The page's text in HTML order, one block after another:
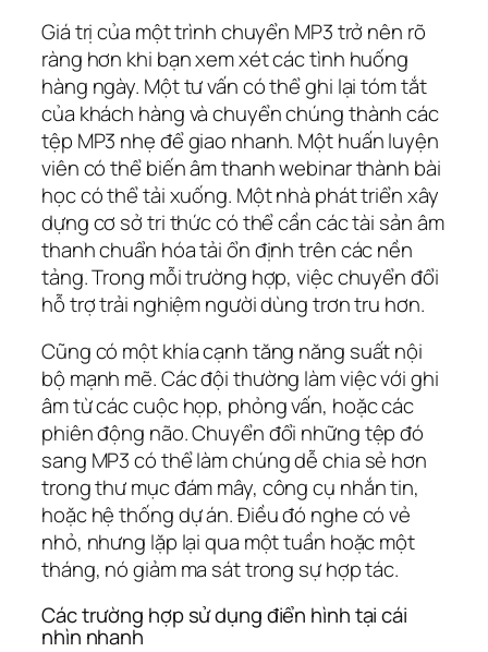
Giá trị của một trình chuyển MP3 trở nên rõ
ràng hơn khi bạn xem xét các tình huống
hàng ngày. Một tư vấn có thể ghi lại tóm tắt
của khách hàng và chuyển chúng thành các
tệp MP3 nhẹ để giao nhanh. Một huấn luyện
viên có thể biến âm thanh webinar thành bài
học có thể tải xuống. Một nhà phát triển xây
dựng cơ sở tri thức có thể cần các tài sản âm
thanh chuẩn hóa tải ổn định trên các nền
tảng. Trong mỗi trường hợp, việc chuyển đổi
hỗ trợ trải nghiệm người dùng trơn tru hơn.
Cũng có một khía cạnh tăng năng suất nội
bộ mạnh mẽ. Các đội thường làm việc với ghi
âm từ các cuộc họp, phỏng vấn, hoặc các
phiên động não. Chuyển đổi những tệp đó
sang MP3 có thể làm chúng dễ chia sẻ hơn
trong thư mục đám mây, công cụ nhắn tin,
hoặc hệ thống dự án. Điều đó nghe có vẻ
nhỏ, nhưng lặp lại qua một tuần hoặc một
tháng, nó giảm ma sát trong sự hợp tác.
Các trường hợp sử dụng điển hình tại cái
nhìn nhanh